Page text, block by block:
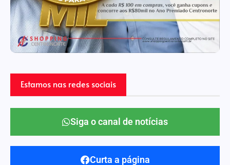
Estamos nas redes sociais
Siga o canal de notícias
Curta a página